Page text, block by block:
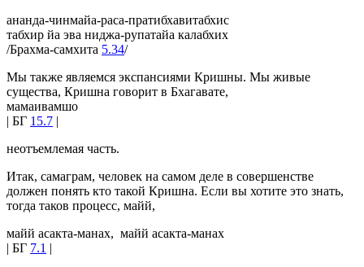
ананда-чинмайа-раса-пратибхавитабхис
табхир йа эва ниджа-рупатайа калабхих
/Брахма-самхита 5.34/
Мы также являемся экспансиями Кришны. Мы живые
существа, Кришна говорит в Бхагавате,
мамаивамшо
| БГ 15.7 |
неотъемлемая часть.
Итак, самаграм, человек на самом деле в совершенстве
должен понять кто такой Кришна. Если вы хотите это знать,
тогда таков процесс, майй,
майй асакта-манах, майй асакта-манах
| БГ 7.1 |